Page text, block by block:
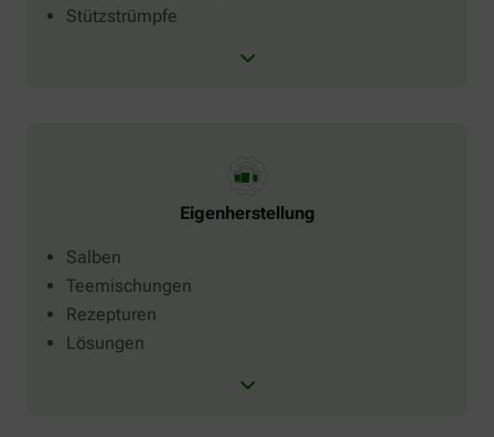
Stützstrümpfe
Eigenherstellung
Salben
Teemischungen
Rezepturen
Lösungen